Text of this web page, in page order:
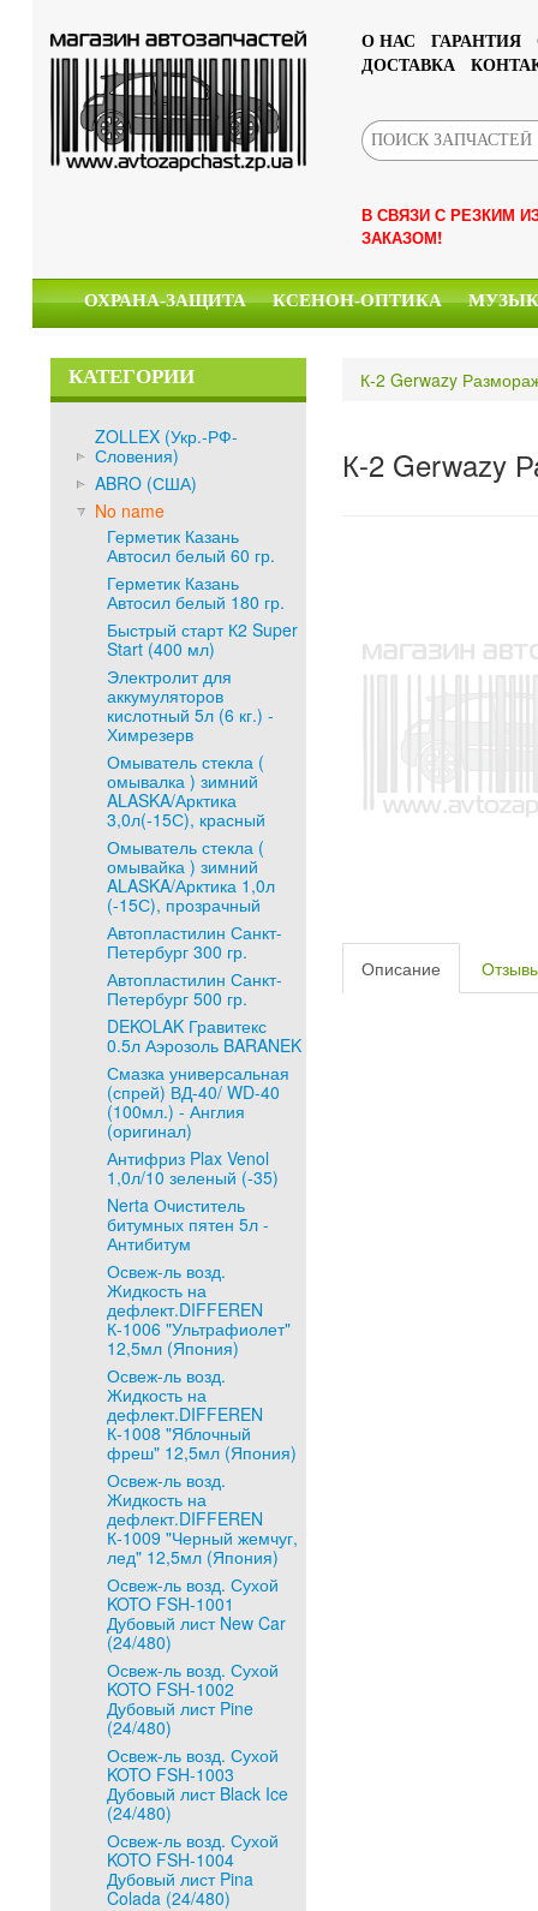
О НАС ГАРАНТИЯ
ДОСТАВКА
В СВЯЗИ С РЕЗКИМ
ЗАКАЗОМ!
ОХРАНА-ЗАЩИТА КСЕНОН-ОПТИКА
КАТЕГОРИИ
ZOLLEX (Укр.-РФ-
Словения)
ABRO (США)
No name
Герметик Казань
Автосил белый 60 гр.
Герметик Казань
Автосил белый 180 гр.
Быстрый старт К2 Super
Start (400 мл)
Электролит для
аккумуляторов
кислотный 5л (6 кг.) -
Химрезерв
Омыватель стекла (
омывалка ) зимний
ALASKA/Арктика
3,0л(-15С), красный
Омыватель стекла (
омывайка ) зимний
ALASKA/Арктика 1,0л
(-15С), прозрачный
Автопластилин Санкт-
Петербург 300 гр.
Автопластилин Санкт-
Петербург 500 гр.
DEKOLAK Гравитекс
0.5л Аэрозоль BARANEK
Смазка универсальная
(спрей) ВД-40/ WD-40
(100мл.) - Англия
(оригинал)
Антифриз Plax Venol
1,0л/10 зеленый (-35)
Nerta Очиститель
битумных пятен 5л -
Антибитум
Освеж-ль возд.
Жидкость на
дефлект.DIFFEREN
К-1006 "Ультрафиолет"
12,5мл (Япония)
Освеж-ль возд.
Жидкость на
дефлект.DIFFEREN
К-1008 "Яблочный
фреш" 12,5мл (Япония)
Освеж-ль возд.
Жидкость на
дефлект.DIFFEREN
К-1009 "Черный жемчуг,
лед" 12,5мл (Япония)
Освеж-ль возд. Сухой
KOTO FSH-1001
Дубовый лист New Car
(24/480)
Освеж-ль возд. Сухой
KOTO FSH-1002
Дубовый лист Pine
(24/480)
Освеж-ль возд. Сухой
KOTO FSH-1003
Дубовый лист Black Ice
(24/480)
Освеж-ль возд. Сухой
KOTO FSH-1004
Дубовый лист Pina
Colada (24/480)
К-2 Gerwazy
К-2 Gerwazy
Описание